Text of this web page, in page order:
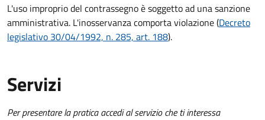
L'uso improprio del contrassegno è soggetto ad una sanzione
amministrativa. L'inosservanza comporta violazione (Decreto
legislativo 30/04/1992, n. 285, art. 188).
Servizi
Per presentare la pratica accedi al servizio che ti interessa